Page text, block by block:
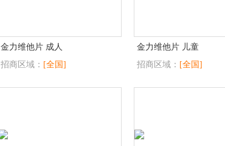
金力维他片 成人
招商区域： [全国]
金力维他片 儿童
招商区域： [全国]